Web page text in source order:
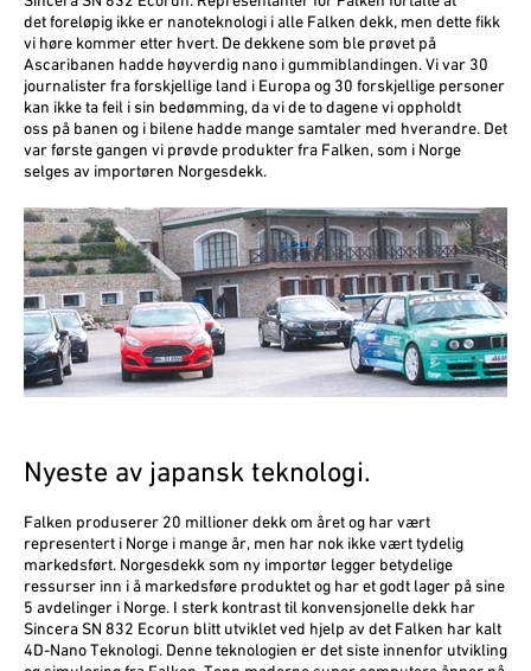
det foreløpig ikke er nanoteknologi i alle Falken dekk, men dette fikk
vi høre kommer etter hvert. De dekkene som ble prøvet på
Ascaribanen hadde høyverdig nano i gummiblandingen. Vi var 30
journalister fra forskjellige land i Europa og 30 forskjellige personer
kan ikke ta feil i sin bedømming, da vi de to dagene vi oppholdt
oss på banen og i bilene hadde mange samtaler med hveran­dre. Det
var første gangen vi prøvde produkter fra Falken, som i Norge
selges av importøren Norgesdekk.
Nyeste av japansk teknologi.
Falken produserer 20 millioner dekk om året og har vært
representert i Norge i mange år, men har nok ikke vært tydelig
markedsført. Norgesdekk som ny importør legger betydelige
ressurser inn i å markedsføre produk­tet og har et godt lager på sine
5 avdelinger i Norge. I sterk kontrast til konvensjonelle dekk har
Sincera SN 832 Ecorun blitt utviklet ved hjelp av det Falken har kalt
4D-Nano Teknologi. Denne teknologien er det siste innenfor utvikling